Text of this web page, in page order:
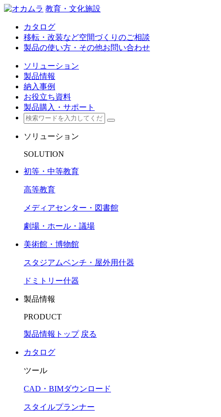
教育・文化施設
カタログ
移転・改装など空間づくりのご相談
製品の使い方・その他お問い合わせ
ソリューション
製品情報
納入事例
お役立ち資料
製品購入・サポート
ソリューション
SOLUTION
初等・中等教育
高等教育
メディアセンター・図書館
劇場・ホール・議場
美術館・博物館
スタジアムベンチ・屋外用什器
ドミトリー什器
製品情報
PRODUCT
製品情報トップ 戻る
カタログ
ツール
CAD・BIMダウンロード
スタイルプランナー